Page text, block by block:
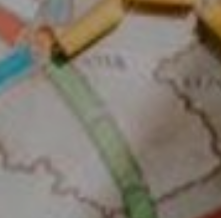
BILDERGALERIE